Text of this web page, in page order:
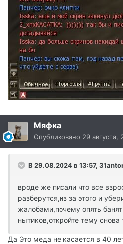
Мяфка
Опубликовано 29 августа,
В 29.08.2024 в 13:57,
вроде же писали что все
разберутся,из за этого и
жалобами,почему опять
нытиков,откройте тему снова
Да Это меда не касается в 40